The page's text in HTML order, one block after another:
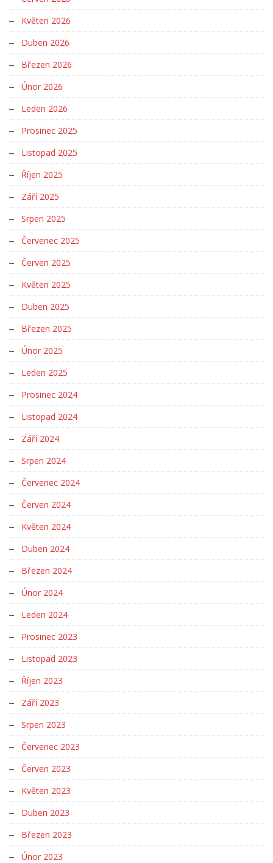
Květen 2026
Duben 2026
Březen 2026
Únor 2026
Leden 2026
Prosinec 2025
Listopad 2025
Říjen 2025
Září 2025
Srpen 2025
Červenec 2025
Červen 2025
Květen 2025
Duben 2025
Březen 2025
Únor 2025
Leden 2025
Prosinec 2024
Listopad 2024
Září 2024
Srpen 2024
Červenec 2024
Červen 2024
Květen 2024
Duben 2024
Březen 2024
Únor 2024
Leden 2024
Prosinec 2023
Listopad 2023
Říjen 2023
Září 2023
Srpen 2023
Červenec 2023
Červen 2023
Květen 2023
Duben 2023
Březen 2023
Únor 2023